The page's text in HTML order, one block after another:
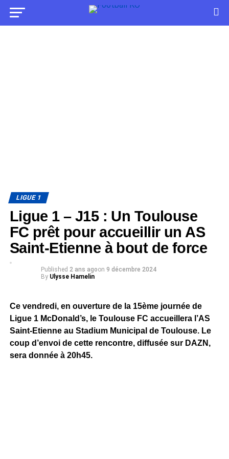
LIGUE 1
Ligue 1 – J15 : Un Toulouse
FC prêt pour accueillir un AS
Saint-Etienne à bout de force
Published 2 ans agoon 9 décembre 2024
By Ulysse Hamelin
Ce vendredi, en ouverture de la 15ème journée de
Ligue 1 McDonald’s, le Toulouse FC accueillera l’AS
Saint-Etienne au Stadium Municipal de Toulouse. Le
coup d’envoi de cette rencontre, diffusée sur DAZN,
sera donnée à 20h45.